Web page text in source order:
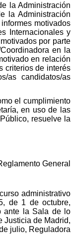
la Administración
la Administración
motivados
Internacionales y
por parte
en la
en relación
criterios de interés
as candidatos/as
el cumplimiento
en uso de las
resuelve la
General
administrativo
de 1 de octubre,
ante la Sala de lo
Justicia de Madrid,
julio, Reguladora